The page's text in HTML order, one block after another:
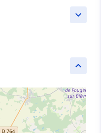
keyboard_arrow_down
keyboard_arrow_up